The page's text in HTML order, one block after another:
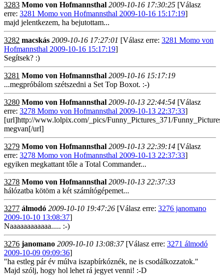
3283 Momo von Hofmannsthal 2009-10-16 17:30:25 [Válasz
erre: 3281 Momo von Hofmannsthal 2009-10-16 15:17:19]
majd jelentkezem, ha bejutottam...
3282 macskás 2009-10-16 17:27:01 [Válasz erre: 3281 Momo von
Hofmannsthal 2009-10-16 15:17:19]
Segítsek? :)
3281 Momo von Hofmannsthal 2009-10-16 15:17:19
...megpróbálom szétszedni a Set Top Boxot. :-)
3280 Momo von Hofmannsthal 2009-10-13 22:44:54 [Válasz
erre: 3278 Momo von Hofmannsthal 2009-10-13 22:37:33]
[url]http://www.lolpix.com/_pics/Funny_Pictures_371/
megvan[/url]
3279 Momo von Hofmannsthal 2009-10-13 22:39:14 [Válasz
erre: 3278 Momo von Hofmannsthal 2009-10-13 22:37:33]
egyiken megkattant tőle a Total Commander...
3278 Momo von Hofmannsthal 2009-10-13 22:37:33
hálózatba kötöm a két számítógépemet...
3277 álmodó 2009-10-10 19:47:26 [Válasz erre: 3276 janomano
2009-10-10 13:08:37]
Naaaaaaaaaaaa..... :-)
3276 janomano 2009-10-10 13:08:37[Válasz erre: 3271 álmodó
2009-10-09 09:09:36]
"ha estleg pár év múlva iszapbírkóznék, ne is csodálkozzatok."
Majd szólj, hogy hol lehet rá jegyet venni! :-D